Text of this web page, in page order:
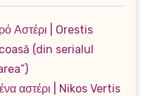
Αστέρι | Orestis
(din serialul
αστέρι | Nikos Vertis